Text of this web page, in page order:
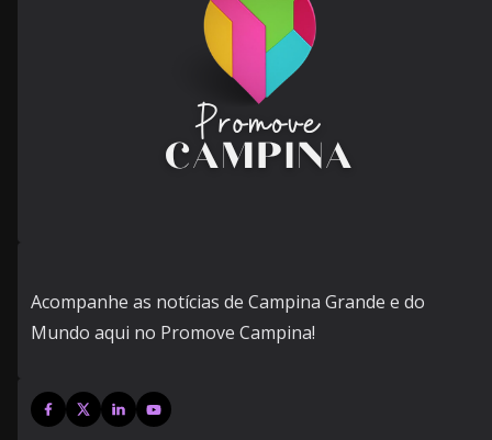
Acompanhe as notícias de Campina Grande e do
Mundo aqui no Promove Campina!